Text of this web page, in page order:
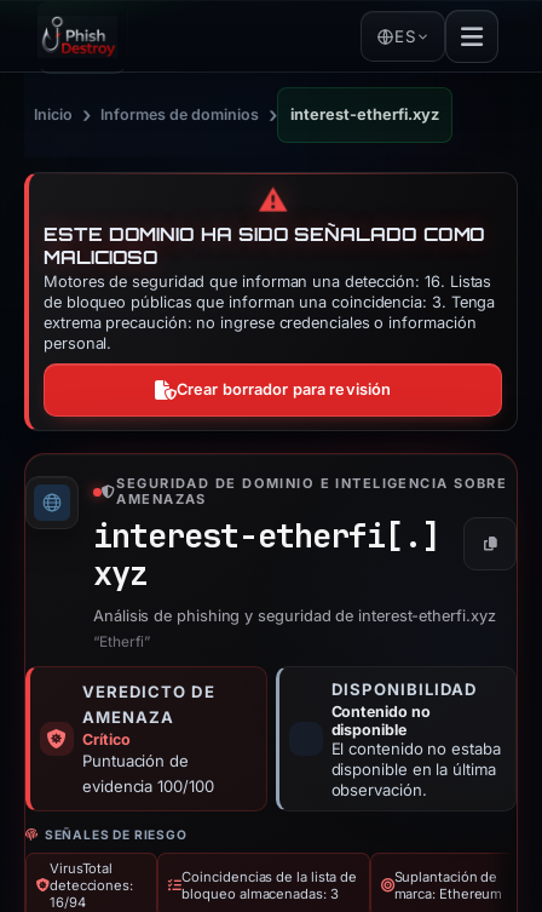
ES
Inicio › Informes de dominios › interest-etherfi.xyz
⚠️
ESTE DOMINIO HA SIDO SEÑALADO COMO
MALICIOSO
Motores de seguridad que informan una detección: 16. Listas
de bloqueo públicas que informan una coincidencia: 3. Tenga
extrema precaución: no ingrese credenciales o información
personal.
Crear borrador para revisión
SEGURIDAD DE DOMINIO E INTELIGENCIA SOBRE
AMENAZAS
interest-etherfi[.]
xyz
Copiar
Análisis de phishing y seguridad de interest-etherfi.xyz
“Etherfi”
VEREDICTO DE
AMENAZA
Crítico
Puntuación de
evidencia 100/100
DISPONIBILIDAD
Contenido no
disponible
El contenido no estaba
disponible en la última
observación.
SEÑALES DE RIESGO
VirusTotal
detecciones:
16/94
Coincidencias de la lista de
bloqueo almacenadas: 3
Suplantación de
marca: Ethereum